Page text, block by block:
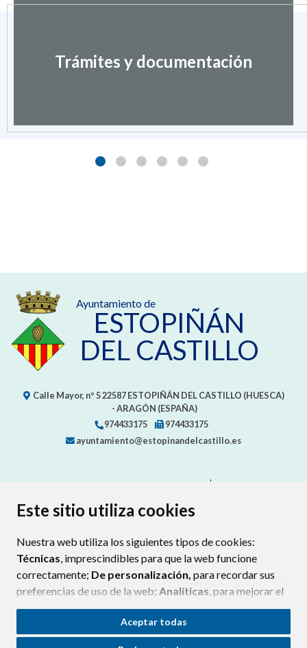
Este sitio utiliza cookies
Nuestra web utiliza los siguientes tipos de cookies:
Técnicas, imprescindibles para que la web funcione
correctamente; De personalización, para recordar sus
preferencias de uso de la web; Analíticas, para mejorar el
funcionamiento de la web y sus servicios.
Si acepta pulsando el botón“Aceptar todas”
Aceptar todas
Trámites y documentación
Ayuntamiento de
ESTOPIÑÁN
DEL CASTILLO
Calle Mayor, nº 522587 ESTOPIÑÁN DEL CASTILLO (HUESCA)
- ARAGÓN (ESPAÑA)
974433175
974433175
ayuntamiento@estopinandelcastillo.es
AVISO LEGAL
PROTECCIÓN DE DATOS
POLÍTICA DE COOKIES